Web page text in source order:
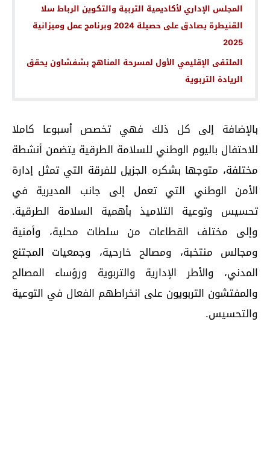
المجلس الإداري لأكاديمية التربية والتكوين الرباط سلا
القنيطرة يصادق على حصيلة 2024 وبرنامج عمل وميزانية
2025
الملتقى الإقليمي الأول لمسرحة المناهج بشفشاون يحقق
الريادة التربوية
بالإضافة إلى كل ذلك فهي تخصص أسبوعا كاملا
للاحتفال باليوم الوطني للسلامة الطرقية يتضمن أنشطة
مختلفة، متوجها بشكره الجزيل للفرقة التي تمثل إدارة
الأمن الوطني التي تعمل إلى جانب المديرية في
تحسيس وتوعية التلاميذ بأهمية السلامة الطرقية.
وإلى مختلف القطاعات من سلطات محلية، وأمنية
ومجالس منتخبة، ومصالح خارحية، وجمعيات المجتنع
المدني، والأطر الإدارية والتربوية ورؤساء المصالح
والمفتشون التربويون على انخراطهم الفعال في التوعية
والتحسيس.